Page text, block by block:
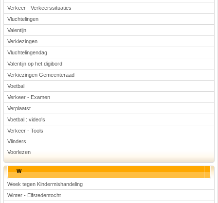
Verkeer - Verkeerssituaties
Vluchtelingen
Valentijn
Verkiezingen
Vluchtelingendag
Valentijn op het digibord
Verkiezingen Gemeenteraad
Voetbal
Verkeer - Examen
Verplaatst
Voetbal : video's
Verkeer - Tools
Vlinders
Voorlezen
W
Week tegen Kindermishandeling
Winter - Elfstedentocht